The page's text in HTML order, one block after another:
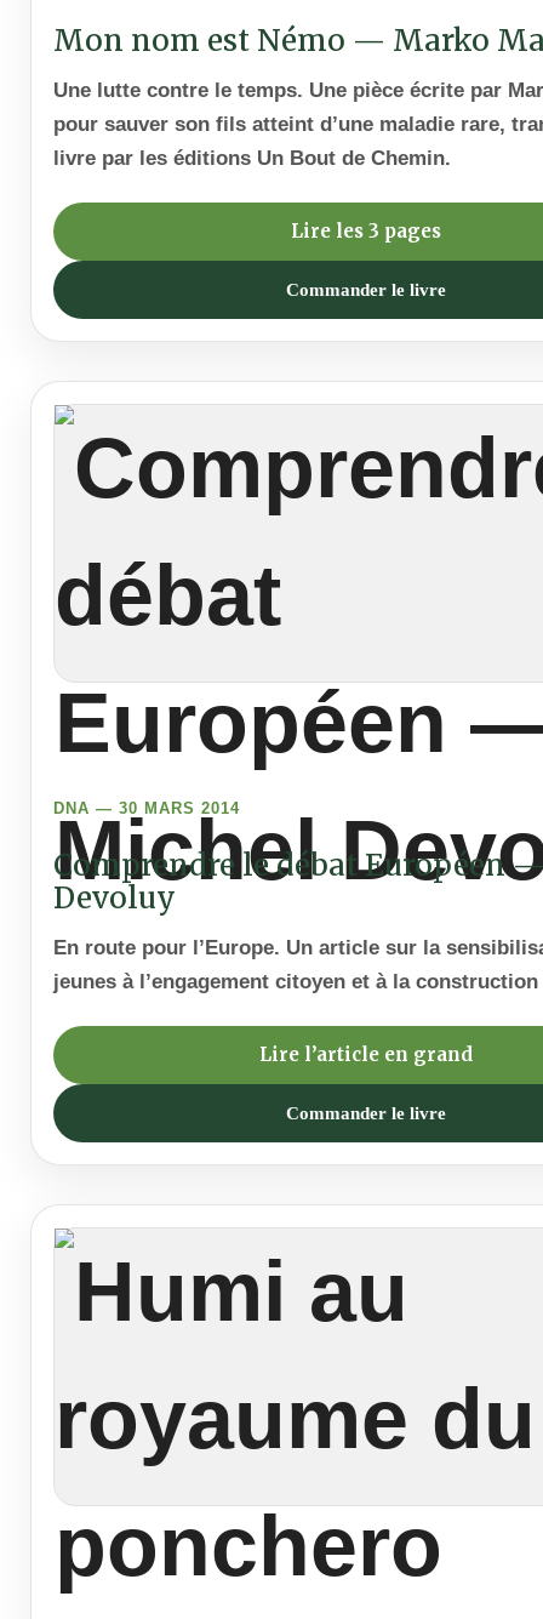
Mon nom est Némo — Marko
Une lutte contre le temps. Une pièce écrite par
pour sauver son fils atteint d’une maladie rare,
livre par les éditions Un Bout de Chemin.
Lire les 3 pages
Commander le livre
DNA — 30 MARS 2014
Comprendre le débat Européen
Devoluy
En route pour l’Europe. Un article sur la
jeunes à l’engagement citoyen et à la
Lire l’article en grand
Commander le livre